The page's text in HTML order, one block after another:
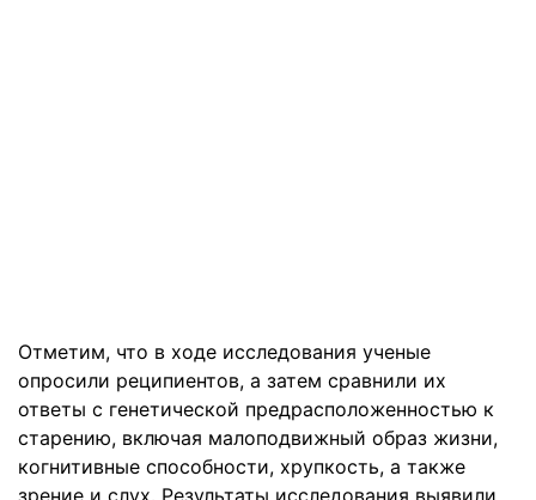
Отметим, что в ходе исследования ученые
опросили реципиентов, а затем сравнили их
ответы с генетической предрасположенностью к
старению, включая малоподвижный образ жизни,
когнитивные способности, хрупкость, а также
зрение и слух. Результаты исследования выявили